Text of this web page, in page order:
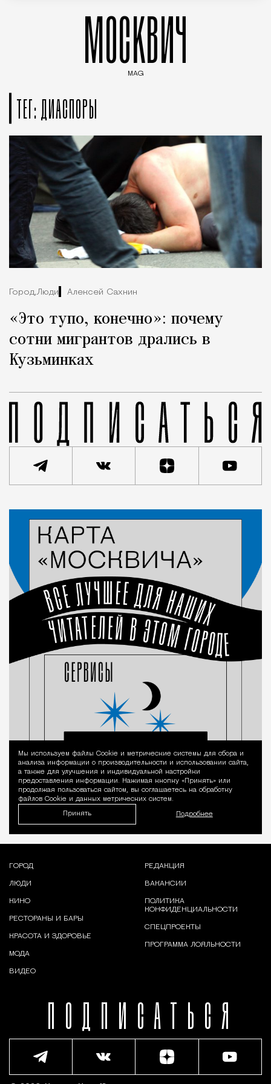
МОСКВИЧ
MAG
ТЕГ: ДИАСПОРЫ
Город,Люди Алексей Сахнин
«Это тупо, конечно»: почему
сотни мигрантов дрались в
Кузьминках
Уведомление
Мы используем файлы Сookie и метрические системы для сбора и
анализа информации о производительности и использовании сайта,
а также для улучшения и индивидуальной настройки
предоставления информации. Нажимая кнопку «Принять» или
продолжая пользоваться сайтом, вы соглашаетесь на обработку
файлов Cookie и данных метрических систем.
Принять Подробнее
ПОДПИСАТЬСЯ
ГОРОД
ЛЮДИ
КИНО
РЕСТОРАНЫ И БАРЫ
КРАСОТА И ЗДОРОВЬЕ
МОДА
ВИДЕО
РЕДАКЦИЯ
ВАКАНСИИ
ПОЛИТИКА
КОНФИДЕНЦИАЛЬНОСТИ
СПЕЦПРОЕКТЫ
ПРОГРАММА ЛОЯЛЬНОСТИ